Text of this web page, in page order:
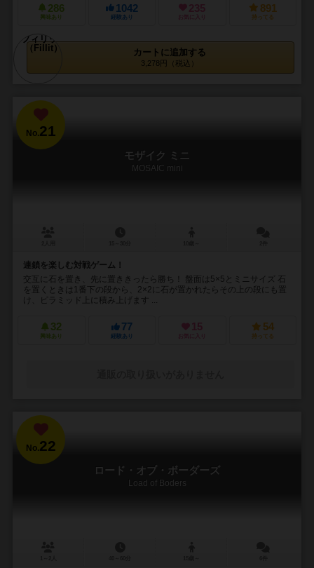
286
興味あり
1042
経験あり
235
お気に入り
891
持ってる
カートに追加する
3,278円（税込）
No.21
モザイク ミニ
MOSAIC mini
連鎖を楽しむ対戦ゲーム！
交互に石を置き、先に置ききったら勝ち！ 盤面は5×5とミニサイズ 石
を置くときは1番下の段から、2×2に石が置かれたらその上の段にも置
け、ピラミッド上に積み上げます ...
32
興味あり
77
経験あり
15
お気に入り
54
持ってる
No.22
ロード・オブ・ボーダーズ
Load of Boders